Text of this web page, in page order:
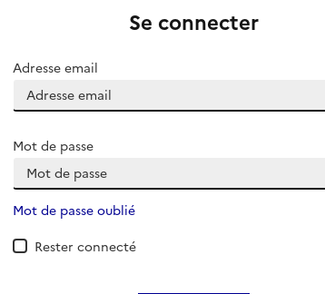
Se connecter
Adresse email
Mot de passe
Mot de passe oublié
Rester connecté